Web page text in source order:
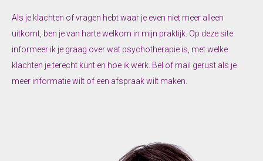
Als je klachten of vragen hebt waar je even niet meer alleen
uitkomt, ben je van harte welkom in mijn praktijk. Op deze site
informeer ik je graag over wat psychotherapie is, met welke
klachten je terecht kunt en hoe ik werk. Bel of mail gerust als je
meer informatie wilt of een afspraak wilt maken.